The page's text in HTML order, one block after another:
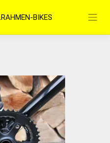
BIKES